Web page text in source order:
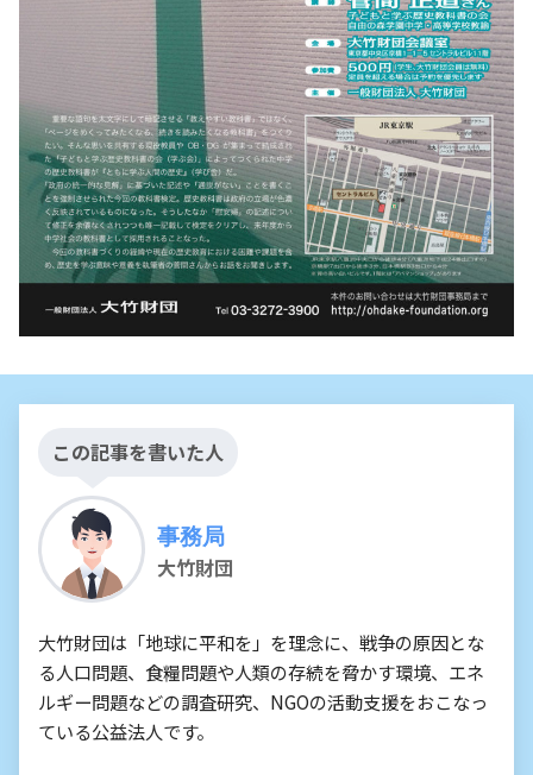
この記事を書いた人
事務局
大竹財団
大竹財団は「地球に平和を」を理念に、戦争の原因とな
る人口問題、食糧問題や人類の存続を脅かす環境、エネ
ルギー問題などの調査研究、NGOの活動支援をおこなっ
ている公益法人です。